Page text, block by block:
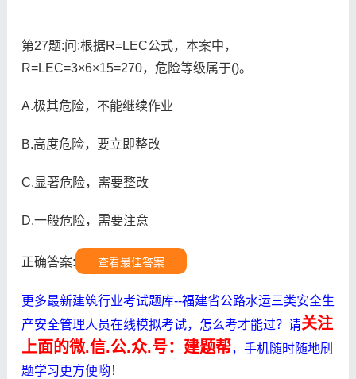
第27题:问:根据R=LEC公式，本案中，
R=LEC=3×6×15=270，危险等级属于()。
A.极其危险，不能继续作业
B.高度危险，要立即整改
C.显著危险，需要整改
D.一般危险，需要注意
正确答案: 查看最佳答案
更多最新建筑行业考试题库--福建省公路水运三类安全生
产安全管理人员在线模拟考试，怎么考才能过？请关注
上面的微.信.公.众.号：建题帮，手机随时随地刷
题学习更方便哟！